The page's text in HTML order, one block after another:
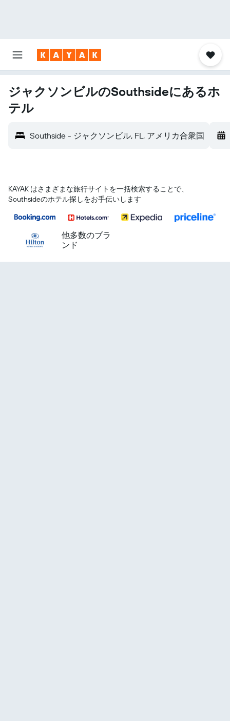
ジャクソンビルのSouthsideにあるホ
テル
Southside - ジャクソンビル, FL, アメリカ合衆国
KAYAK はさまざまな旅行サイトを一括検索することで、
Southsideのホテル探しをお手伝いします
他多数のブラ
ンド